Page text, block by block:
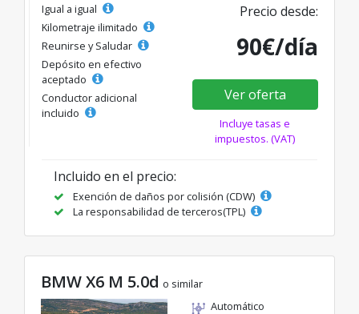
Igual a igual
Kilometraje ilimitado
Reunirse y Saludar
Depósito en efectivo
aceptado
Conductor adicional
incluido
Precio desde:
90€/día
Ver oferta
Incluye tasas e
impuestos. (VAT)
Incluido en el precio:
Exención de daños por colisión (CDW)
La responsabilidad de terceros(TPL)
BMW X6 M 5.0d o similar
Automático